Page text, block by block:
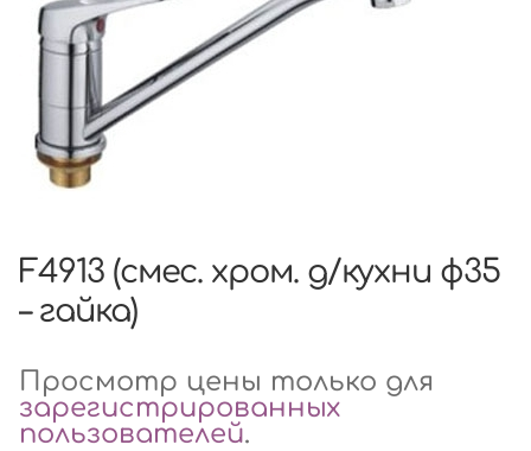
F4913 (смес. хром. д/кухни ф35
– гайка)
Просмотр цены только для
зарегистрированных
пользователей.